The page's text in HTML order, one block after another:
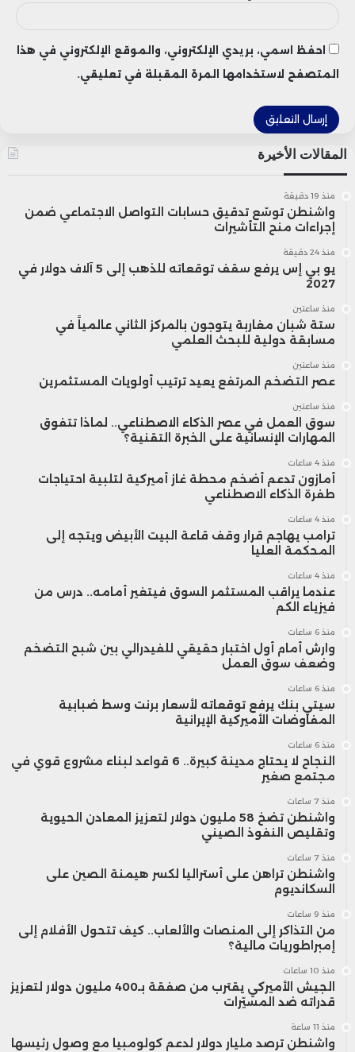
احفظ اسمي، بريدي الإلكتروني، والموقع الإلكتروني في هذا
المتصفح لاستخدامها المرة المقبلة في تعليقي.
المقالات الأخيرة
منذ 19 دقيقة
واشنطن توسّع تدقيق حسابات التواصل الاجتماعي ضمن
إجراءات منح التأشيرات
منذ 24 دقيقة
يو بي إس يرفع سقف توقعاته للذهب إلى 5 آلاف دولار في
2027
منذ ساعتين
ستة شبان مغاربة يتوجون بالمركز الثاني عالمياً في
مسابقة دولية للبحث العلمي
منذ ساعتين
عصر التضخم المرتفع يعيد ترتيب أولويات المستثمرين
منذ ساعتين
سوق العمل في عصر الذكاء الاصطناعي.. لماذا تتفوق
المهارات الإنسانية على الخبرة التقنية؟
منذ 4 ساعات
أمازون تدعم أضخم محطة غاز أميركية لتلبية احتياجات
طفرة الذكاء الاصطناعي
منذ 4 ساعات
ترامب يهاجم قرار وقف قاعة البيت الأبيض ويتجه إلى
المحكمة العليا
منذ 4 ساعات
عندما يراقب المستثمر السوق فيتغير أمامه.. درس من
فيزياء الكم
منذ 6 ساعات
وارش أمام أول اختبار حقيقي للفيدرالي بين شبح التضخم
وضعف سوق العمل
منذ 6 ساعات
سيتي بنك يرفع توقعاته لأسعار برنت وسط ضبابية
المفاوضات الأميركية الإيرانية
منذ 6 ساعات
النجاح لا يحتاج مدينة كبيرة.. 6 قواعد لبناء مشروع قوي في
مجتمع صغير
منذ 7 ساعات
واشنطن تضخ 58 مليون دولار لتعزيز المعادن الحيوية
وتقليص النفوذ الصيني
منذ 7 ساعات
واشنطن تراهن على أستراليا لكسر هيمنة الصين على
السكانديوم
منذ 9 ساعات
من التذاكر إلى المنصات والألعاب.. كيف تتحول الأفلام إلى
إمبراطوريات مالية؟
منذ 10 ساعات
الجيش الأميركي يقترب من صفقة بـ400 مليون دولار لتعزيز
قدراته ضد المسيّرات
منذ 11 ساعة
واشنطن ترصد مليار دولار لدعم كولومبيا مع وصول رئيسها